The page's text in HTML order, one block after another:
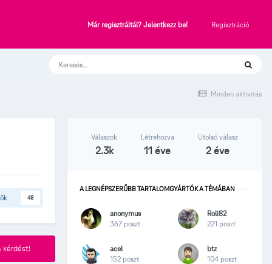
Már regisztráltál? Jelentkezz be! Regisztráció
Minden aktivitás
48
kérdést!
Válaszok
2.3k
Létrehozva
11 éve
Utolsó válasz
2 éve
A LEGNÉPSZERŰBB TARTALOMGYÁRTÓK A TÉMÁBAN
anonymus
367 poszt
Roli82
221 poszt
acel
152 poszt
btz
104 poszt